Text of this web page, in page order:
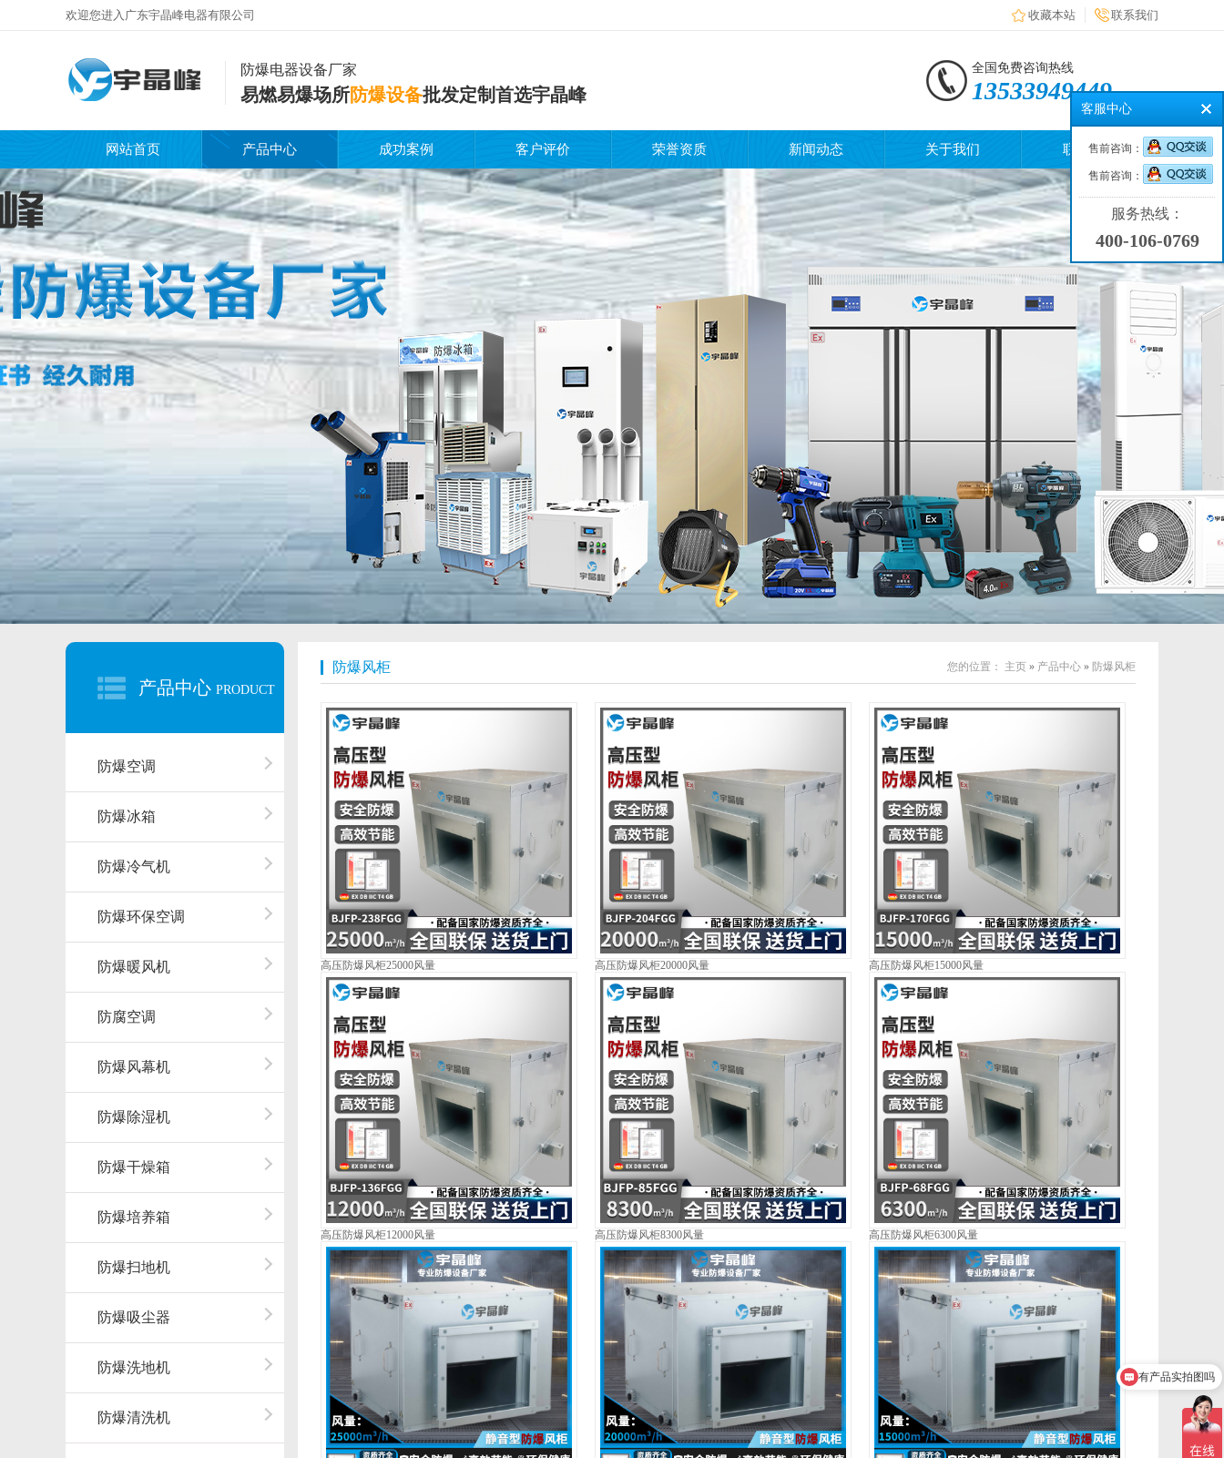
欢迎您进入广东宇晶峰电器有限公司 收藏本站 联系我们
防爆电器设备厂家
易燃易爆场所防爆设备批发定制首选宇晶峰
全国免费咨询热线
13533949449
网站首页 产品中心 成功案例 客户评价 荣誉资质 新闻动态 关于我们 联系我们
产品中心 PRODUCT
防爆空调
防爆冰箱
防爆冷气机
防爆环保空调
防爆暖风机
防腐空调
防爆风幕机
防爆除湿机
防爆干燥箱
防爆培养箱
防爆扫地机
防爆吸尘器
防爆洗地机
防爆清洗机
防爆风柜 您的位置： 主页 » 产品中心 » 防爆风柜
高压防爆风柜25000风量 高压防爆风柜20000风量 高压防爆风柜15000风量
高压防爆风柜12000风量 高压防爆风柜8300风量 高压防爆风柜6300风量
客服中心
售前咨询：
售前咨询：
服务热线：
400-106-0769
有产品实拍图吗